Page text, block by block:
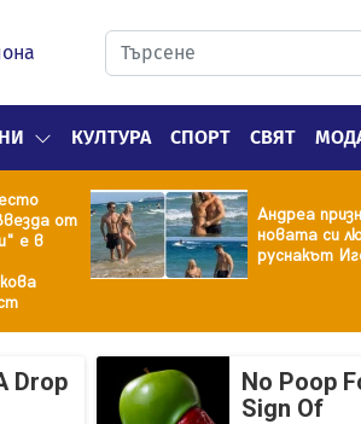
КУЛТУРА СПОРТ СВЯТ
от
е в
Андреа
новата си
руснакът
Drop
No Poop
Sign Of